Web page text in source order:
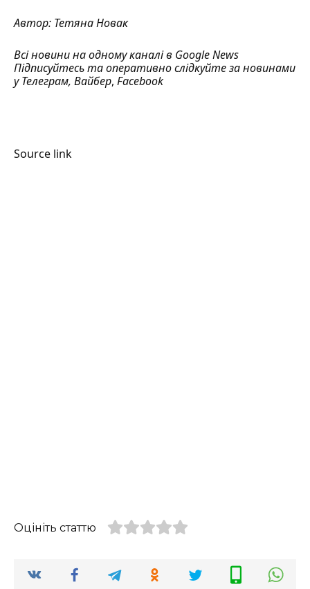
Автор: Тетяна Новак
Всі новини на одному каналі в Google News
Підписуйтесь та оперативно слідкуйте за новинами
уТелеграм, Вайбер, Facebook
Source link
Оцініть статтю